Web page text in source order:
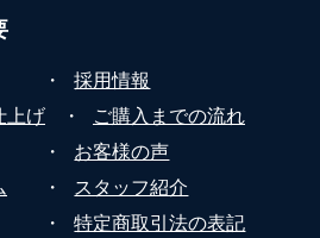
・
採用情報
上げ ・
ご購入までの流れ
・
お客様の声
・
スタッフ紹介
・
特定商取引法の表記